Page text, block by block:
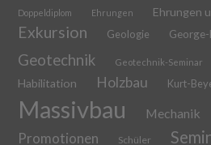
Doppeldiplom Ehrungen Ehrungen
Exkursion Geologie
Geotechnik Geotechnik-Seminar
Habilitation Holzbau Kurt-
Massivbau Mechanik
Promotionen Schüler